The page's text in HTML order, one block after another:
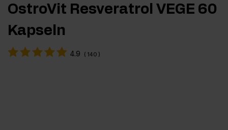
OstroVit Resveratrol VEGE 60
Kapseln
4.9 ( 140 )